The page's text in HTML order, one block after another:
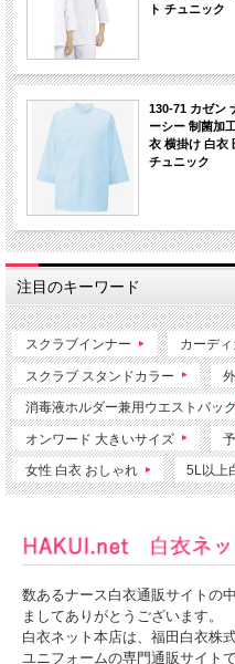
ト チュニック
130-71 カゼン
ーシー 制菌加
衣 横掛け 白衣
チュニック
注目のキーワード
スクラブインナー カーディ
スクラブ スタンドカラー
消毒液ホルダー兼用ウエストバッ
オンワード 大きいサイズ
女性 白衣 おしゃれ 5L以上
数あるナース白衣通販サイトの
ましてありがとうございます。
白衣ネット本店は、福田白衣株
ユニフォームの専門通販サイト